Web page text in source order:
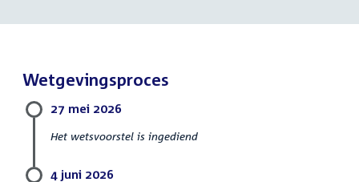
Wetgevingsproces
27 mei 2026
Het wetsvoorstel is ingediend
4 juni 2026